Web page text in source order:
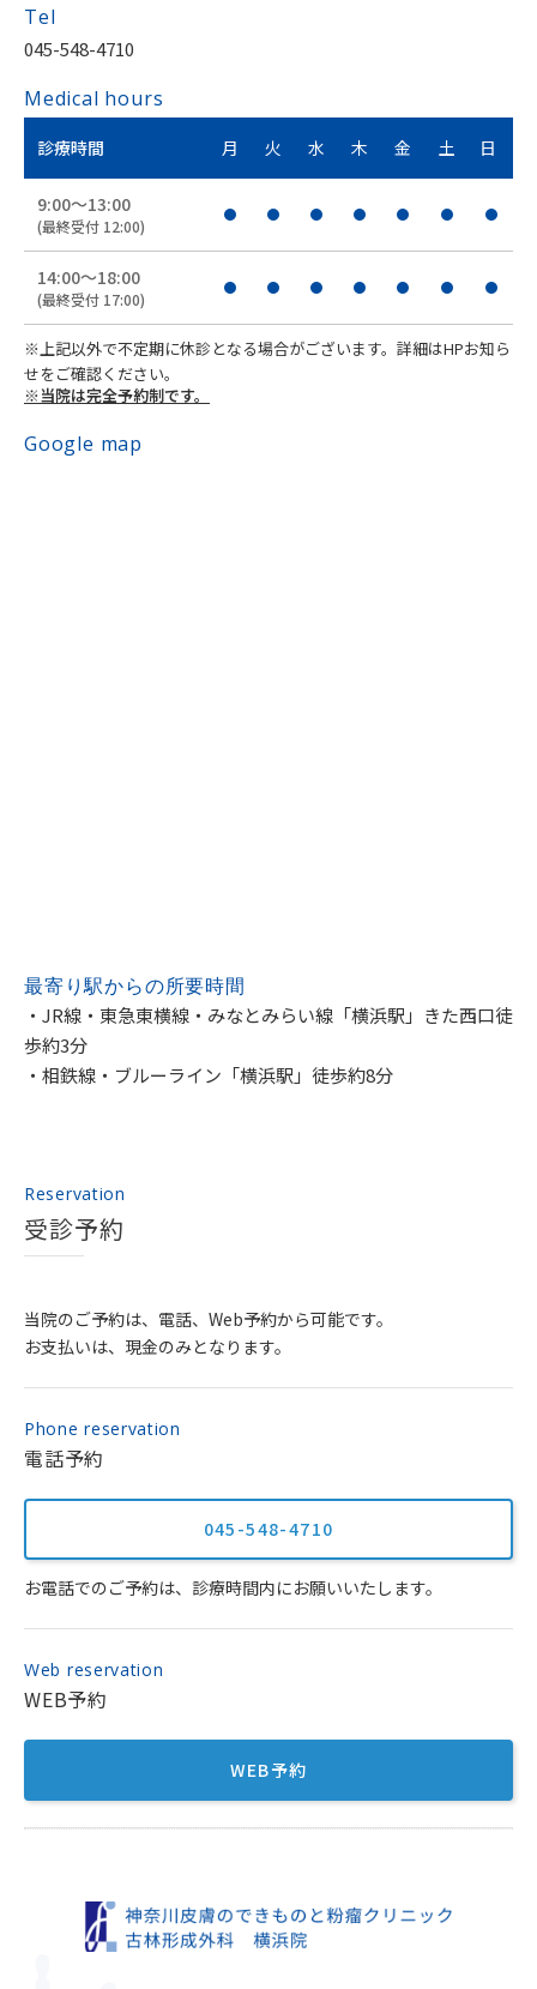
Tel
045-548-4710
Medical hours
診療時間 月 火 水 木 金 土 日
9:00〜13:00
(最終受付 12:00)
14:00〜18:00
(最終受付 17:00)
※上記以外で不定期に休診となる場合がございます。詳細はHPお知ら
せをご確認ください。
※当院は完全予約制です。
Google map
最寄り駅からの所要時間
・JR線・東急東横線・みなとみらい線「横浜駅」きた西口徒
歩約3分
・相鉄線・ブルーライン「横浜駅」徒歩約8分
Reservation
受診予約
当院のご予約は、電話、Web予約から可能です。
お支払いは、現金のみとなります。
Phone reservation
電話予約
045-548-4710
お電話でのご予約は、診療時間内にお願いいたします。
Web reservation
WEB予約
WEB予約